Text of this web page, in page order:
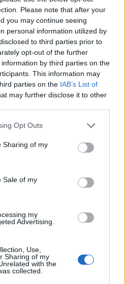
Please note that after your
you may continue seeing
personal information utilized by
to third parties prior to
opt-out of the further
by third parties on the
This information may
parties on the IAB’s List of
may further disclose it to other
app uses one or more Google
behaviour. You may click to
and its third-party tags to
purposes in below Google
Opt Outs
Sharing of my
Sale of my
my
Advertising.
Use,
Sharing of my
with the
collected.